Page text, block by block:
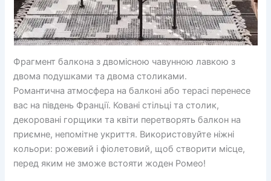
Фрагмент балкона з двомісною чавунною лавкою з
двома подушками та двома столиками.
Романтична атмосфера на балконі або терасі перенесе
вас на південь Франції. Ковані стільці та столик,
декоровані горщики та квіти перетворять балкон на
приємне, непомітне укриття. Використовуйте ніжні
кольори: рожевий і фіолетовий, щоб створити місце,
перед яким не зможе встояти жоден Ромео!